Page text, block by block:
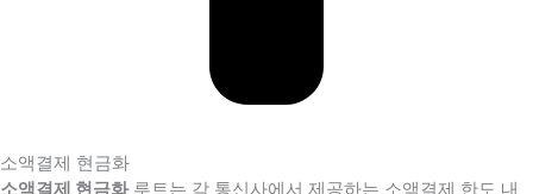
소액결제 현금화